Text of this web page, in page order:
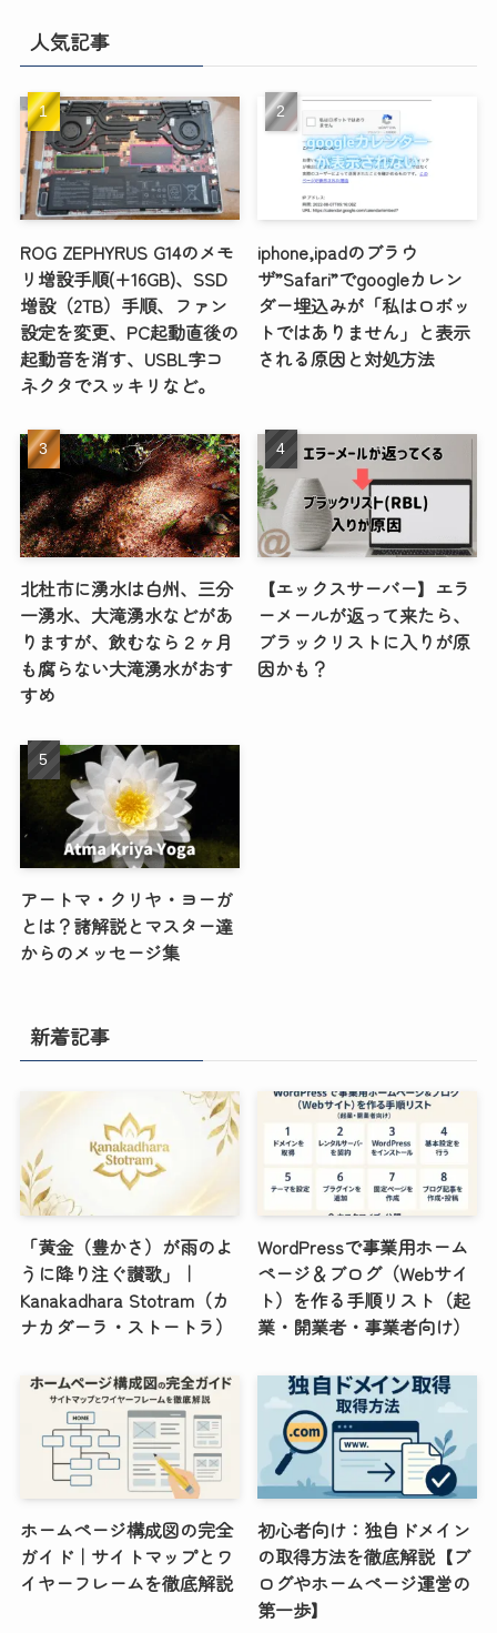
人気記事
ROG ZEPHYRUS G14のメモ
リ増設手順(+16GB)、SSD
増設（2TB）手順、ファン
設定を変更、PC起動直後の
起動音を消す、USBL字コ
ネクタでスッキリなど。
iphone,ipadのブラウ
ザ”Safari”でgoogleカレン
ダー埋込みが「私はロボッ
トではありません」と表示
される原因と対処方法
北杜市に湧水は白州、三分
一湧水、大滝湧水などがあ
りますが、飲むなら２ヶ月
も腐らない大滝湧水がおす
すめ
【エックスサーバー】エラ
ーメールが返って来たら、
ブラックリストに入りが原
因かも？
アートマ・クリヤ・ヨーガ
とは？諸解説とマスター達
からのメッセージ集
新着記事
「黄金（豊かさ）が雨のよ
うに降り注ぐ讃歌」｜
Kanakadhara Stotram（カ
ナカダーラ・ストートラ）
WordPressで事業用ホーム
ページ＆ブログ（Webサイ
ト）を作る手順リスト（起
業・開業者・事業者向け）
ホームページ構成図の完全
ガイド｜サイトマップとワ
イヤーフレームを徹底解説
初心者向け：独自ドメイン
の取得方法を徹底解説【ブ
ログやホームページ運営の
第一歩】